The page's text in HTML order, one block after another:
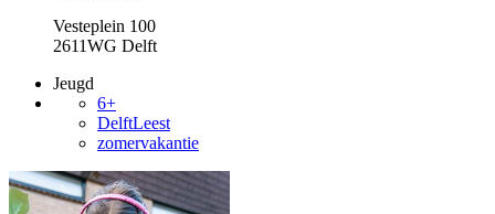
Vesteplein 100
2611WG Delft
Jeugd
6+
DelftLeest
zomervakantie